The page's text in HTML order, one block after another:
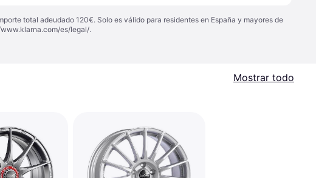
total adeudado 120€. Solo es válido para residentes en España y mayores de
es/legal/.
Mostrar todo